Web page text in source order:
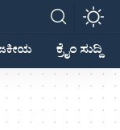
ಕ್ರೈಂ ಸುದ್ದಿ